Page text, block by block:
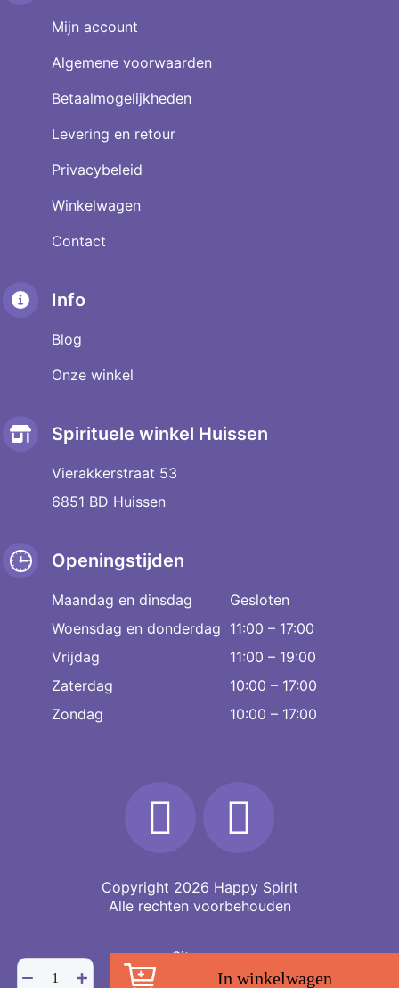
Fluoriet
In winkelwagen
Mijn account
Algemene voorwaarden
Betaalmogelijkheden
Levering en retour
Privacybeleid
Winkelwagen
Contact
Info
Blog
Onze winkel
Spirituele winkel Huissen
Vierakkerstraat 53
6851 BD Huissen
Openingstijden
Maandag en dinsdag
Gesloten
Woensdag en donderdag 11:00 – 17:00
Vrijdag
11:00 – 19:00
Zaterdag
10:00 – 17:00
Zondag
10:00 – 17:00
Copyright 2026 Happy Spirit
Alle rechten voorbehouden
Sitemap